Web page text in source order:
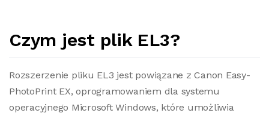
Czym jest plik EL3?
Rozszerzenie pliku EL3 jest powiązane z Canon Easy-
PhotoPrint EX, oprogramowaniem dla systemu
operacyjnego Microsoft Windows, które umożliwia